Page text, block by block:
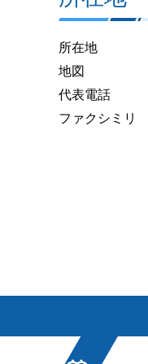
所在地
地図
代表電話
ファクシミリ